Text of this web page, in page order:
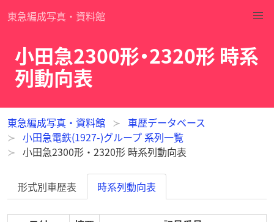
東急編成写真・資料館
小田急2300形・2320形 時系
列動向表
東急編成写真・資料館
車歴データベース
小田急電鉄(1927-)グループ 系列一覧
小田急2300形・2320形 時系列動向表
形式別車歴表 時系列動向表